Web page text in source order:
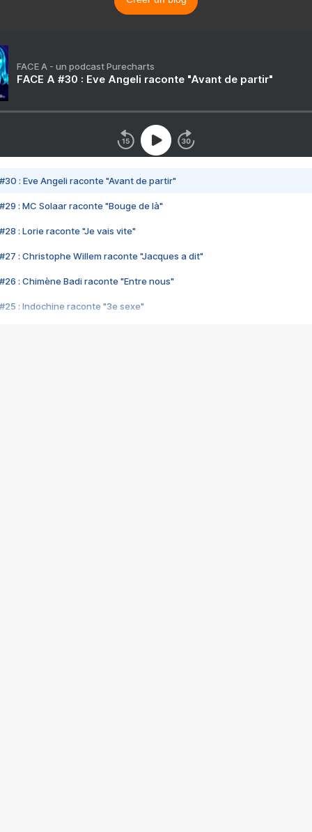
FACE A - un podcast Purecharts
FACE A #30 : Eve Angeli raconte "Avant de partir"
#30 : Eve Angeli raconte "Avant de partir"
#29 : MC Solaar raconte "Bouge de là"
#28 : Lorie raconte "Je vais vite"
#27 : Christophe Willem raconte "Jacques a dit"
#26 : Chimène Badi raconte "Entre nous"
#25 : Indochine raconte "3e sexe"